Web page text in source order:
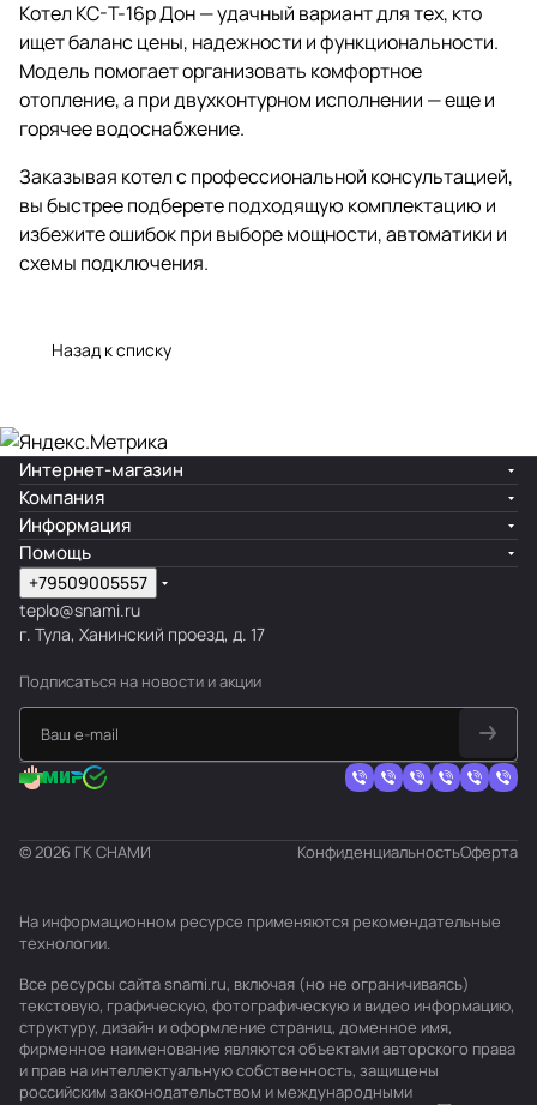
Котел КС-Т-16р Дон — удачный вариант для тех, кто
ищет баланс цены, надежности и функциональности.
Модель помогает организовать комфортное
отопление, а при двухконтурном исполнении — еще и
горячее водоснабжение.
Заказывая котел с профессиональной консультацией,
вы быстрее подберете подходящую комплектацию и
избежите ошибок при выборе мощности, автоматики и
схемы подключения.
Назад к списку
Интернет-магазин
Компания
Информация
Помощь
+79509005557
teplo@snami.ru
г. Тула, Ханинский проезд, д. 17
Подписаться на новости и акции
© 2026 ГК СНАМИ КонфиденциальностьОферта
На информационном ресурсе применяются рекомендательные
технологии.
Все ресурсы сайта snami.ru, включая (но не ограничиваясь)
текстовую, графическую, фотографическую и видео информацию,
структуру, дизайн и оформление страниц, доменное имя,
фирменное наименование являются объектами авторского права
и прав на интеллектуальную собственность, защищены
российским законодательством и международными